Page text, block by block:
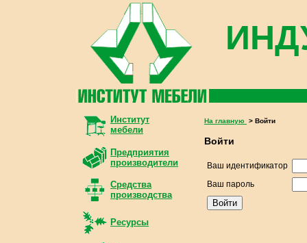
Институт
мебели
Предприятия
производители
Средства
производства
Ресурсы
На главную > Войти
Войти
Ваш идентификатор
Ваш пароль